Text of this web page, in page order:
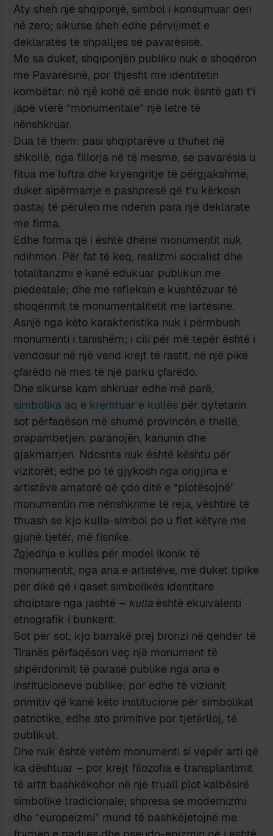
Aty sheh një shqiponjë, simbol i konsumuar deri
në zero; sikurse sheh edhe përvijimet e
deklaratës të shpalljes së pavarësisë.
Me sa duket, shqiponjën publiku nuk e shoqëron
me Pavarësinë, por thjesht me identitetin
kombëtar; në një kohë që ende nuk është gati t’i
japë vlerë “monumentale” një letre të
nënshkruar.
Dua të them: pasi shqiptarëve u thuhet në
shkollë, nga fillorja në të mesme, se pavarësia u
fitua me luftra dhe kryengritje të përgjakshme,
duket sipërmarrje e pashpresë që t’u kërkosh
pastaj të përulen me nderim para një deklarate
me firma.
Edhe forma që i është dhënë monumentit nuk
ndihmon. Për fat të keq, realizmi socialist dhe
totalitarizmi e kanë edukuar publikun me
piedestale; dhe me refleksin e kushtëzuar të
shoqërimit të monumentalitetit me lartësinë.
Asnjë nga këto karakteristika nuk i përmbush
monumenti i tanishëm; i cili për më tepër është i
vendosur në një vend krejt të rastit, në një pikë
çfarëdo në mes të një parku çfarëdo.
Dhe sikurse kam shkruar edhe më parë,
simbolika aq e kremtuar e kullës për qytetarin
sot përfaqëson më shumë provincën e thellë,
prapambetjen, paranojën, kanunin dhe
gjakmarrjen. Ndoshta nuk është kështu për
vizitorët; edhe po të gjykosh nga origjina e
artistëve amatorë që çdo ditë e “plotësojnë”
monumentin me nënshkrime të reja, vështirë të
thuash se kjo kulla-simbol po u flet këtyre me
gjuhë tjetër, më fisnike.
Zgjedhja e kullës për model ikonik të
monumentit, nga ana e artistëve, më duket tipike
për dikë që i qaset simbolikës identitare
shqiptare nga jashtë – kulla është ekuivalenti
etnografik i bunkerit.
Sot për sot, kjo barrakë prej bronzi në qendër të
Tiranës përfaqëson veç një monument të
shpërdorimit të parasë publike nga ana e
institucioneve publike; por edhe të vizionit
primitiv që kanë këto institucione për simbolikat
patriotike, edhe ato primitive por tjetërlloj, të
publikut.
Dhe nuk është vetëm monumenti si vepër arti që
ka dështuar – por krejt filozofia e transplantimit
të artit bashkëkohor në një truall plot kalbësirë
simbolike tradicionale; shpresa se modernizmi
dhe “europeizmi” mund të bashkëjetojnë me